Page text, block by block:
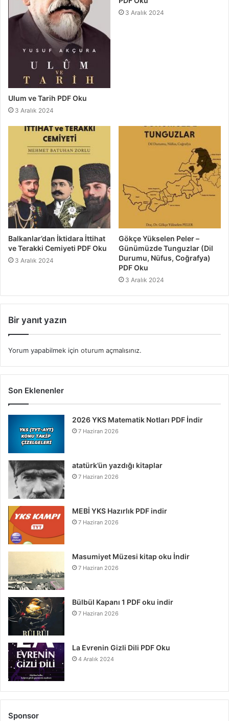
Ulum ve Tarih PDF Oku
3 Aralık 2024
3 Aralık 2024
Balkanlar’dan İktidara İttihat
ve Terakki Cemiyeti PDF Oku
3 Aralık 2024
Gökçe Yükselen Peler –
Günümüzde Tunguzlar (Dil
Durumu, Nüfus, Coğrafya)
PDF Oku
3 Aralık 2024
Bir yanıt yazın
Yorum yapabilmek için oturum açmalısınız.
Son Eklenenler
2026 YKS Matematik Notları PDF İndir
7 Haziran 2026
atatürk’ün yazdığı kitaplar
7 Haziran 2026
MEBİ YKS Hazırlık PDF indir
7 Haziran 2026
Masumiyet Müzesi kitap oku İndir
7 Haziran 2026
Bülbül Kapanı 1 PDF oku indir
7 Haziran 2026
La Evrenin Gizli Dili PDF Oku
4 Aralık 2024
Sponsor